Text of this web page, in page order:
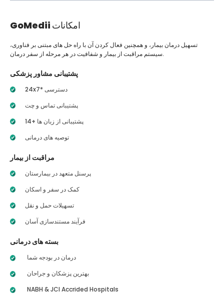
GoMedii امکانات
تسهیل درمان بیمار، و همچنین فعال کردن آن با راه حل های مبتنی بر فناوری،
سیستم مراقبت از بیمار و شفافیت در هر مرحله از سفر درمان.
پشتیبانی مشاور پزشکی
24x7* دسترسی
پشتیبانی تماس و چت
14+ پشتیبانی از زبان ها
توصیه های درمانی
مراقبت از بیمار
پرسنل متعهد در بیمارستان
کمک در سفر و اسکان
تسهیلات حمل و نقل
فرآیند مستندسازی آسان
بسته های درمانی
درمان در بودجه شما
بهترین پزشکان و جراحان
NABH & JCI Accrided Hospitals